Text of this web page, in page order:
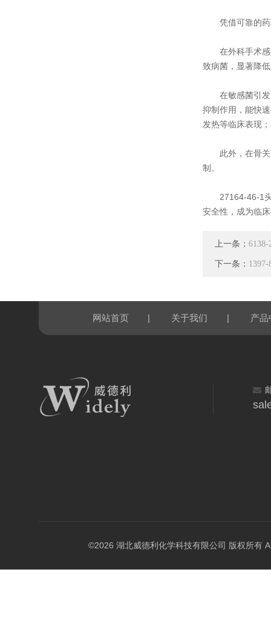
凭借可靠的药
在外科手术感染
致病菌，显著降
在敏感菌引发的
抑制作用，能快
发热等临床表现
此外，在骨关节
制。
27164-46-1头
安全性，成为临
上一条：
下一条：
网站首页 | 关于我们 | 产品
©2026 湖北威德利化学科技有限公司 版权所有